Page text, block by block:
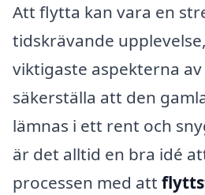
Att flytta kan vara en
tidskrävande
viktigaste aspekterna
säkerställa att den
lämnas i ett rent och
är det alltid en bra idé
processen med att